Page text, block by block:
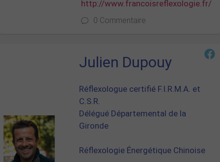
http://www.francoisreflexologie.fr/
0 Commentaire
Julien Dupouy
Réflexologue certifié F.I.R.M.A. et
C.S.R.
Délégué Départemental de la
Gironde
Réflexologie Énergétique Chinoise